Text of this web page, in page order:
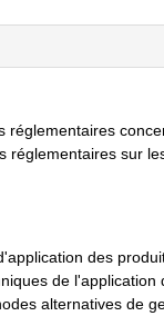
réglementaires
réglementaires sur
des
de
alternatives de